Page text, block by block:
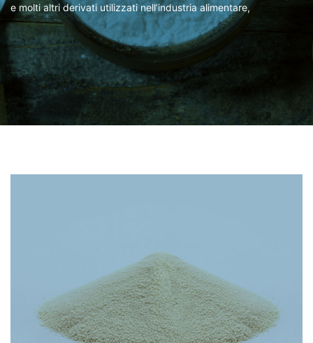
CONDIZIONI GENERALI DI VENDITA
CONTATTI
e molti altri derivati utilizzati nell’industria alimentare,